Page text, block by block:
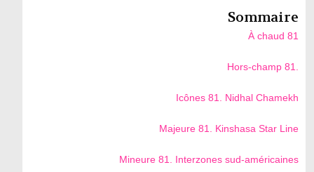
Sommaire
À chaud 81
Hors-champ 81.
Icônes 81. Nidhal Chamekh
Majeure 81. Kinshasa Star Line
Mineure 81. Interzones sud-américaines